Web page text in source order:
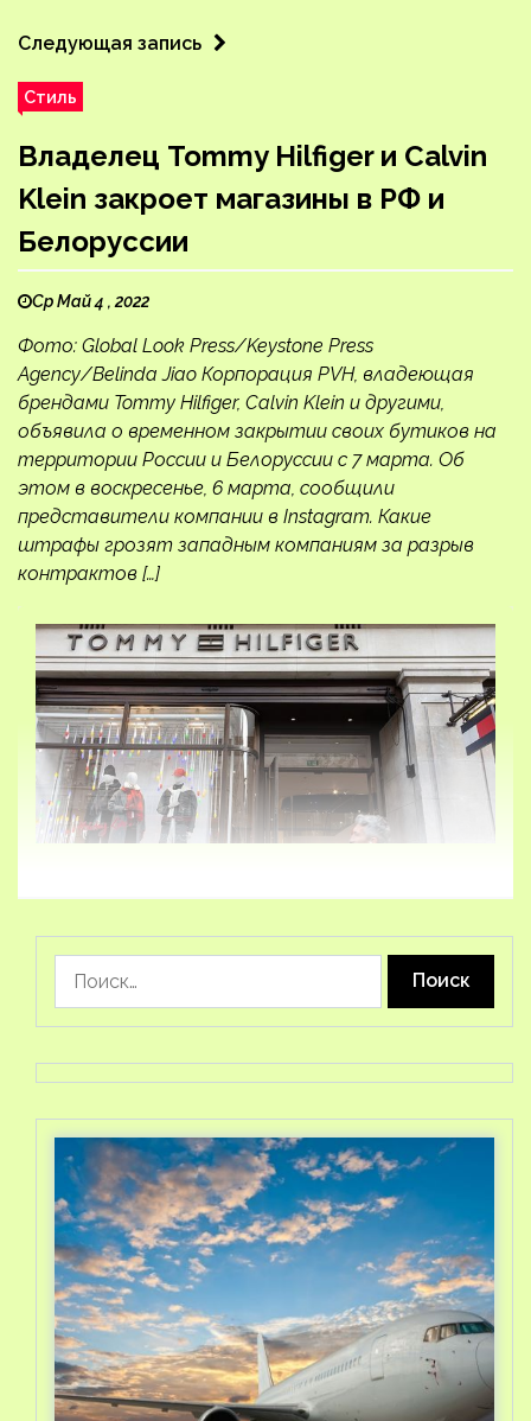
Следующая запись
Стиль
Владелец Tommy Hilfiger и Calvin
Klein закроет магазины в РФ и
Белоруссии
Ср Май 4 , 2022
Фото: Global Look Press/Keystone Press
Agency/Belinda Jiao Корпорация PVH, владеющая
брендами Tommy Hilfiger, Calvin Klein и другими,
объявила о временном закрытии своих бутиков на
территории России и Белоруссии с 7 марта. Об
этом в воскресенье, 6 марта, сообщили
представители компании в Instagram. Какие
штрафы грозят западным компаниям за разрыв
контрактов […]